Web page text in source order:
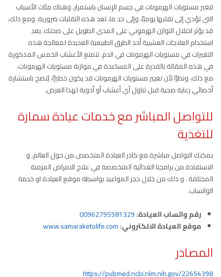
تتغير مستويات الهرمونات في جسم الإنسان باستمرار. وهناك مئات الأسباب
التي تؤدي إلى تقلبها يوميًا، وإلى حد ما، تعد هذه التقلبات ضرورية. ومع ذلك،
قد يؤثر اختلال التوازن الهرموني على المدى الطويل على صحتك. يعد
استخدام العلاجات العشبية أحد الطرق الطبيعية العديدة لمعالجة هذه
التغيرات في مستويات الهرمونات في الدم. تتمتع الأعشاب الخمس المذكورة
في هذه المقالة بالقدرة على المساعدة في موازنة مستويات الهرمونات.
مع ذلك، ونظرًا لأن تغيير مستويات الهرمونات قد يكون خطيرًا، يُنصح باستشارة
أخصائي رعاية صحية قبل تناول أي أعشاب أو أدوية لهذا الغرض.
للتواصل المباشر مع خدمات عيادة سمارة
للتغذية
يمكنك التواصل مباشرة مع كادر العيادة المتخصص من حول العالم. و
الاستفادة من برامجنا الغذائية المتخصصة في علاج الامراض المزمنة
المختلفة . و ذلك من خلال حجز المواعيد بواسطة موقع العيادة او خدمة
الواتساب.
رقم واتساب العيادة:00962795581329
موقع العيادة الالكتروني:www.samaraketolife.com
المصادر
https://pubmed.ncbi.nlm.nih.gov/22654398